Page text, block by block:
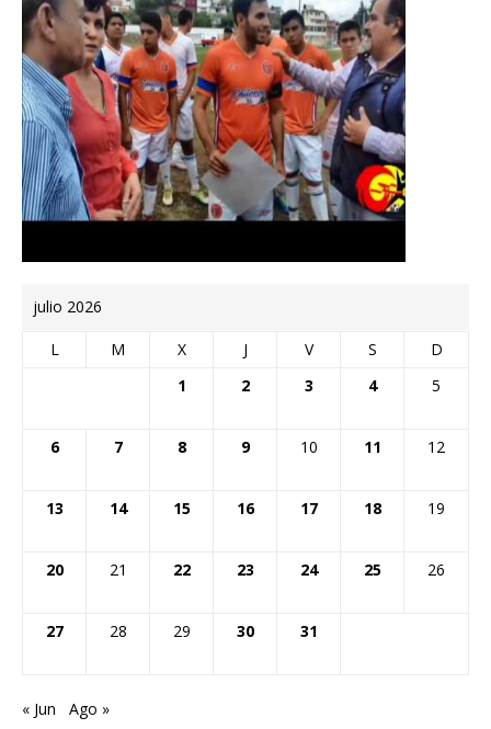
julio 2026
L M X J V S
D
1
2 3 4 5
6 7 8 9 10 11 12
13 14 15 16 17 18 19
20 21 22 23 24 25 26
27 28 29 30 31
« Jun Ago »